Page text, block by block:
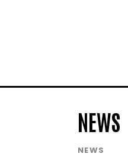
NEWS
NEWS